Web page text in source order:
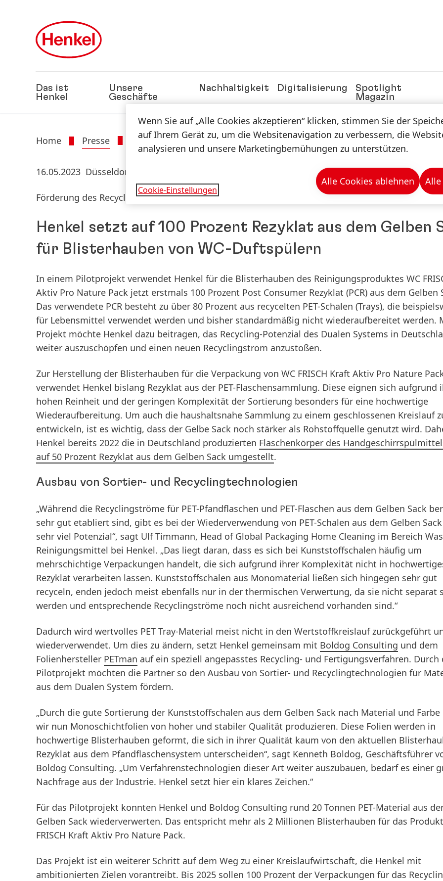
Das ist
Henkel
Unsere
Geschäfte
Nachhaltigkeit Digitalisierung
Spotlight
Magazin
Home Presse Presseinformationen & -mappen
16.05.2023 Düsseldorf
Förderung des Recyclings von PET-Schalen
Henkel setzt auf 100 Prozent Rezyklat aus dem Gelben
für Blisterhauben von WC-Duftspülern
In einem Pilotprojekt verwendet Henkel für die Blisterhauben des Reinigungsproduktes WC
Aktiv Pro Nature Pack jetzt erstmals 100 Prozent Post Consumer Rezyklat (PCR) aus dem Gelben
Das verwendete PCR besteht zu über 80 Prozent aus recycelten PET-Schalen (Trays), die
für Lebensmittel verwendet werden und bisher standardmäßig nicht wiederaufbereitet werden.
Projekt möchte Henkel dazu beitragen, das Recycling-Potenzial des Dualen Systems in
weiter auszuschöpfen und einen neuen Recyclingstrom anzustoßen.
Zur Herstellung der Blisterhauben für die Verpackung von WC FRISCH Kraft Aktiv Pro Nature
verwendet Henkel bislang Rezyklat aus der PET-Flaschensammlung. Diese eignen sich aufgrund
hohen Reinheit und der geringen Komplexität der Sortierung besonders für eine hochwertige
Wiederaufbereitung. Um auch die haushaltsnahe Sammlung zu einem geschlossenen Kreislauf
entwickeln, ist es wichtig, dass der Gelbe Sack noch stärker als Rohstoffquelle genutzt wird.
Henkel bereits 2022 die in Deutschland produzierten Flaschenkörper des
auf 50 Prozent Rezyklat aus dem Gelben Sack umgestellt.
Ausbau von Sortier- und Recyclingtechnologien
„Während die Recyclingströme für PET-Pfandflaschen und PET-Flaschen aus dem Gelben Sack
sehr gut etabliert sind, gibt es bei der Wiederverwendung von PET-Schalen aus dem Gelben
sehr viel Potenzial“, sagt Ulf Timmann, Head of Global Packaging Home Cleaning im Bereich
Reinigungsmittel bei Henkel. „Das liegt daran, dass es sich bei Kunststoffschalen häufig um
mehrschichtige Verpackungen handelt, die sich aufgrund ihrer Komplexität nicht in
Rezyklat verarbeiten lassen. Kunststoffschalen aus Monomaterial ließen sich hingegen sehr gut
recyceln, enden jedoch meist ebenfalls nur in der thermischen Verwertung, da sie nicht separat
werden und entsprechende Recyclingströme noch nicht ausreichend vorhanden sind.“
Dadurch wird wertvolles PET Tray-Material meist nicht in den Wertstoffkreislauf zurückgeführt
wiederverwendet. Um dies zu ändern, setzt Henkel gemeinsam mit Boldog Consulting und dem
Folienhersteller PETman auf ein speziell angepasstes Recycling- und Fertigungsverfahren. Durch
Pilotprojekt möchten die Partner so den Ausbau von Sortier- und Recyclingtechnologien für
aus dem Dualen System fördern.
„Durch die gute Sortierung der Kunststoffschalen aus dem Gelben Sack nach Material und
wir nun Monoschichtfolien von hoher und stabiler Qualität produzieren. Diese Folien werden in
hochwertige Blisterhauben geformt, die sich in ihrer Qualität kaum von den aktuellen
Rezyklat aus dem Pfandflaschensystem unterscheiden“, sagt Kenneth Boldog, Geschäftsführer
Boldog Consulting. „Um Verfahrenstechnologien dieser Art weiter auszubauen, bedarf es einer
Nachfrage aus der Industrie. Henkel setzt hier ein klares Zeichen.“
Für das Pilotprojekt konnten Henkel und Boldog Consulting rund 20 Tonnen PET-Material aus
Gelben Sack wiederverwerten. Das entspricht mehr als 2 Millionen Blisterhauben für das
FRISCH Kraft Aktiv Pro Nature Pack.
Das Projekt ist ein weiterer Schritt auf dem Weg zu einer Kreislaufwirtschaft, die Henkel mit
ambitionierten Zielen vorantreibt. Bis 2025 sollen 100 Prozent der Verpackungen für das
Wenn Sie auf „Alle Cookies akzeptieren“ klicken, stimmen Sie der
auf Ihrem Gerät zu, um die Websitenavigation zu verbessern, die
analysieren und unsere Marketingbemühungen zu unterstützen.
Cookie-Einstellungen
Alle Cookies ablehnen Alle